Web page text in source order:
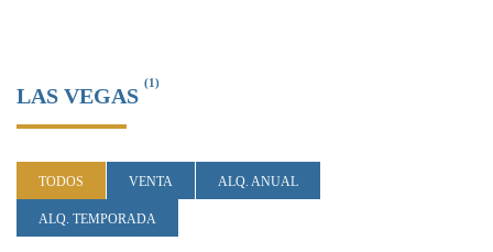
LAS VEGAS
(1)
TODOS VENTA ALQ. ANUAL
ALQ. TEMPORADA